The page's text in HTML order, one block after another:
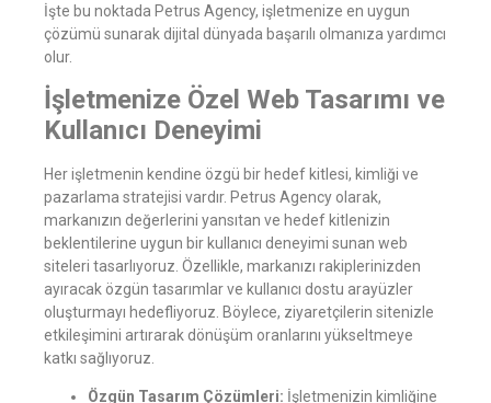
İşte bu noktada Petrus Agency, işletmenize en uygun
çözümü sunarak dijital dünyada başarılı olmanıza yardımcı
olur.
İşletmenize Özel Web Tasarımı ve
Kullanıcı Deneyimi
Her işletmenin kendine özgü bir hedef kitlesi, kimliği ve
pazarlama stratejisi vardır. Petrus Agency olarak,
markanızın değerlerini yansıtan ve hedef kitlenizin
beklentilerine uygun bir kullanıcı deneyimi sunan web
siteleri tasarlıyoruz. Özellikle, markanızı rakiplerinizden
ayıracak özgün tasarımlar ve kullanıcı dostu arayüzler
oluşturmayı hedefliyoruz. Böylece, ziyaretçilerin sitenizle
etkileşimini artırarak dönüşüm oranlarını yükseltmeye
katkı sağlıyoruz.
Özgün Tasarım Çözümleri: İşletmenizin kimliğine